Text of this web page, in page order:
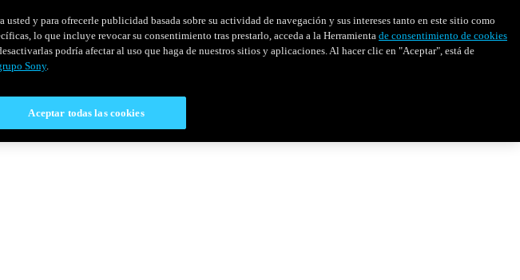
y para ofrecerle publicidad basada sobre su actividad de navegación y sus intereses tanto en este sitio como
lo que incluye revocar su consentimiento tras prestarlo, acceda a la Herramienta de consentimiento de cookies
podría afectar al uso que haga de nuestros sitios y aplicaciones. Al hacer clic en "Aceptar", está de
Sony.
Aceptar todas las cookies